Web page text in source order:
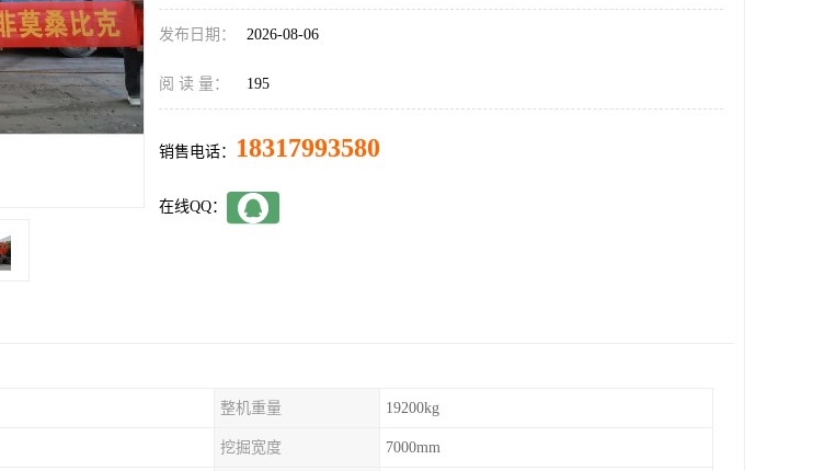
发布日期： 2026-08-06
阅 读 量： 195
销售电话： 18317993580
在线QQ：
整机重量 19200kg
挖掘宽度 7000mm